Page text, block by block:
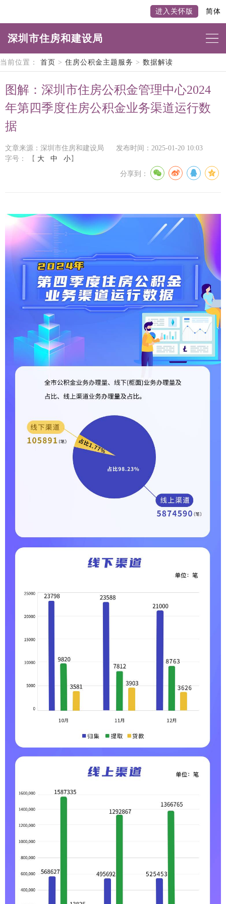
进入关怀版 简体
深圳市住房和建设局
当前位置： 首页 > 住房公积金主题服务 > 数据解读
图解：深圳市住房公积金管理中心2024
年第四季度住房公积金业务渠道运行数
据
文章来源：深圳市住房和建设局
发布时间：2025-01-20 10:03
字号：
【 大 中 小 】
分享到：